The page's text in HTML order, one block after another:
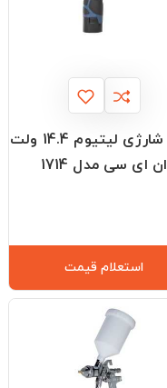
دریل شارژی لیتیوم 14.4 ولت
ان ای سی مدل 1714
استعلام قیمت